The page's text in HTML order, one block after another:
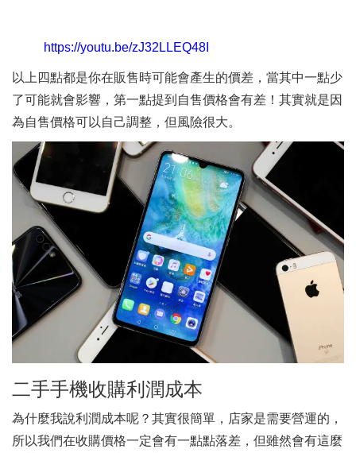
https://youtu.be/zJ32LLEQ48I
以上四點都是你在販售時可能會產生的價差，當其中一點少
了可能就會影響，第一點提到自售價格會有差！其實就是因
為自售價格可以自己調整，但風險很大。
二手手機收購利潤成本
為什麼我說利潤成本呢？其實很簡單，店家是需要營運的，
所以我們在收購價格一定會有一點點落差，但雖然會有這麼